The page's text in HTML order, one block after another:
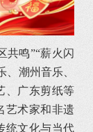
共鸣”“薪火闪
潮州音乐、
、广东剪纸等
艺术家和非遗
统文化与当代